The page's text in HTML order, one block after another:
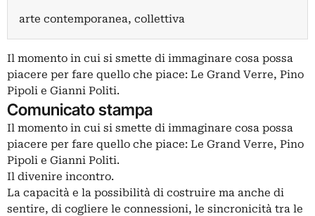
arte contemporanea, collettiva
Il momento in cui si smette di immaginare cosa possa
piacere per fare quello che piace: Le Grand Verre, Pino
Pipoli e Gianni Politi.
Comunicato stampa
Il momento in cui si smette di immaginare cosa possa
piacere per fare quello che piace: Le Grand Verre, Pino
Pipoli e Gianni Politi.
Il divenire incontro.
La capacità e la possibilità di costruire ma anche di
sentire, di cogliere le connessioni, le sincronicità tra le